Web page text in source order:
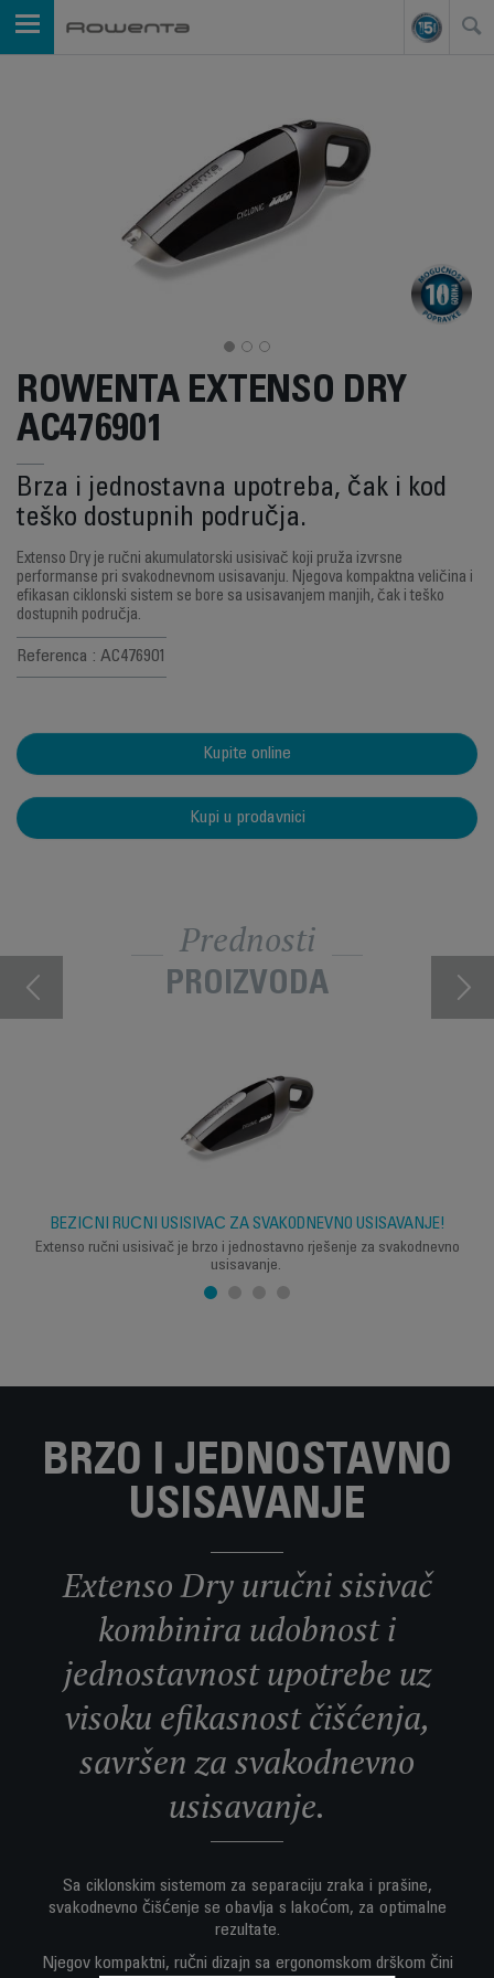
ROWENTA EXTENSO DRY
AC476901
Brza i jednostavna upotreba, čak i kod
teško dostupnih područja.
Extenso Dry je ručni akumulatorski usisivač koji pruža izvrsne
performanse pri svakodnevnom usisavanju. Njegova kompaktna veličina i
efikasan ciklonski sistem se bore sa usisavanjem manjih, čak i teško
dostupnih područja.
Referenca : AC476901
Kupite online
Kupi u prodavnici
Prednosti
PROIZVODA
BEŽIČNI RUČNI USISIVAČ ZA SVAKODNEVNO USISAVANJE!
Extenso ručni usisivač je brzo i jednostavno rješenje za svakodnevno
usisavanje.
BRZO I JEDNOSTAVNO
USISAVANJE
Extenso Dry uručni sisivač
kombinira udobnost i
jednostavnost upotrebe uz
visoku efikasnost čišćenja,
savršen za svakodnevno
usisavanje.
Sa ciklonskim sistemom za separaciju zraka i prašine,
svakodnevno čišćenje se obavlja s lakoćom, za optimalne
rezultate.
Njegov kompaktni, ručni dizajn sa ergonomskom drškom čini